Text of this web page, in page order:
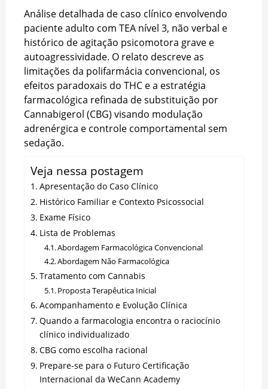
Análise detalhada de caso clínico envolvendo
paciente adulto com TEA nível 3, não verbal e
histórico de agitação psicomotora grave e
autoagressividade. O relato descreve as
limitações da polifarmácia convencional, os
efeitos paradoxais do THC e a estratégia
farmacológica refinada de substituição por
Cannabigerol (CBG) visando modulação
adrenérgica e controle comportamental sem
sedação.
Veja nessa postagem
Apresentação do Caso Clínico
Histórico Familiar e Contexto Psicossocial
Exame Físico
Lista de Problemas
Abordagem Farmacológica Convencional
Abordagem Não Farmacológica
Tratamento com Cannabis
Proposta Terapêutica Inicial
Acompanhamento e Evolução Clínica
Quando a farmacologia encontra o raciocínio
clínico individualizado
CBG como escolha racional
Prepare-se para o Futuro Certificação
Internacional da WeCann Academy